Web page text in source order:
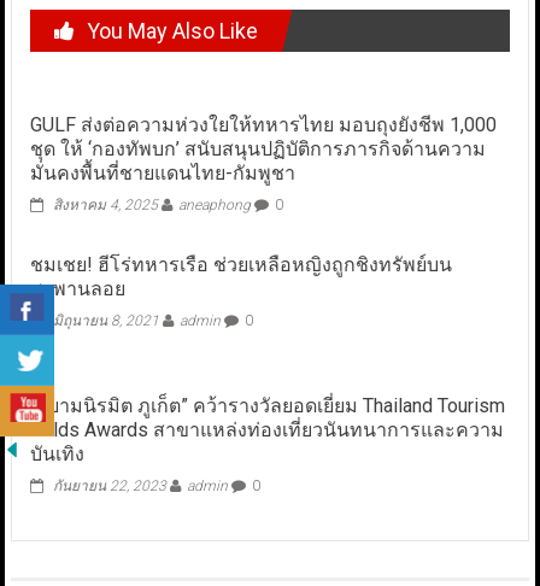
You May Also Like
GULF ส่งต่อความห่วงใยให้ทหารไทย มอบถุงยังชีพ 1,000
ชุด ให้ ‘กองทัพบก’ สนับสนุนปฏิบัติการภารกิจด้านความ
มั่นคงพื้นที่ชายแดนไทย-กัมพูชา
สิงหาคม 4, 2025 aneaphong 0
ชมเชย! ฮีโร่ทหารเรือ ช่วยเหลือหญิงถูกชิงทรัพย์บน
สะพานลอย
มิถุนายน 8, 2021 admin 0
“สยามนิรมิต ภูเก็ต” คว้ารางวัลยอดเยี่ยม Thailand Tourism
Golds Awards สาขาแหล่งท่องเที่ยวนันทนาการและความ
บันเทิง
กันยายน 22, 2023 admin 0